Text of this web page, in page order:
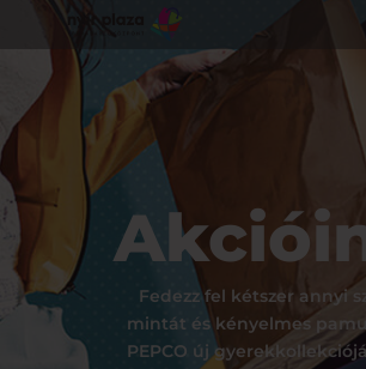
Fedezz fel kétszer annyi
mintát és kényelmes
PEPCO új